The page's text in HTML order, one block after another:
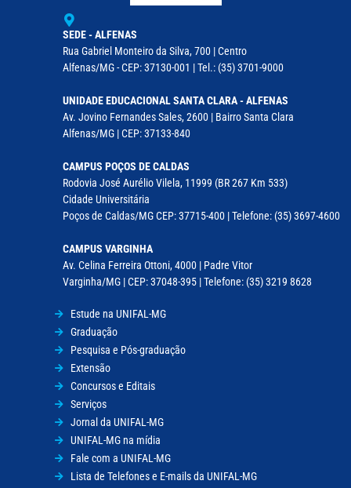
SEDE - ALFENAS
Rua Gabriel Monteiro da Silva, 700 | Centro
Alfenas/MG - CEP: 37130-001 | Tel.: (35) 3701-9000
UNIDADE EDUCACIONAL SANTA CLARA - ALFENAS
Av. Jovino Fernandes Sales, 2600 | Bairro Santa Clara
Alfenas/MG | CEP: 37133-840
CAMPUS POÇOS DE CALDAS
Rodovia José Aurélio Vilela, 11999 (BR 267 Km 533)
Cidade Universitária
Poços de Caldas/MG CEP: 37715-400 | Telefone: (35) 3697-4600
CAMPUS VARGINHA
Av. Celina Ferreira Ottoni, 4000 | Padre Vitor
Varginha/MG | CEP: 37048-395 | Telefone: (35) 3219 8628
Estude na UNIFAL-MG
Graduação
Pesquisa e Pós-graduação
Extensão
Concursos e Editais
Serviços
Jornal da UNIFAL-MG
UNIFAL-MG na mídia
Fale com a UNIFAL-MG
Lista de Telefones e E-mails da UNIFAL-MG